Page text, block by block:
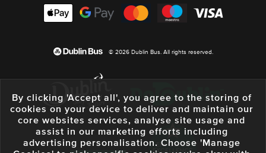
© 2026 Dublin Bus. All rights reserved.
By clicking 'Accept all', you agree to the storing of
cookies on your device to deliver and maintain our
core websites services, analyse site usage and
assist in our marketing efforts including
advertising personalisation. Choose 'Manage